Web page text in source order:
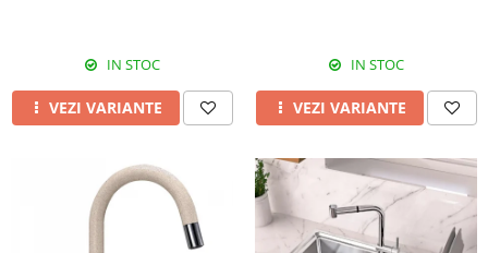
IN STOC
VEZI VARIANTE
IN STOC
VEZI VARIANTE